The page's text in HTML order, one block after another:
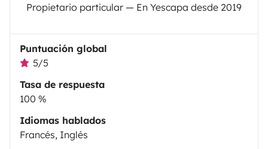
Propietario particular — En Yescapa desde 2019
Puntuación global
5/5
Tasa de respuesta
100 %
Idiomas hablados
Francés, Inglés